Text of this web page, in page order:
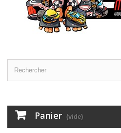
Panier (vide)